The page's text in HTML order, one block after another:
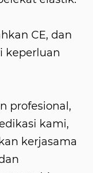
CE, dan
keperluan
profesional,
kami,
kerjasama